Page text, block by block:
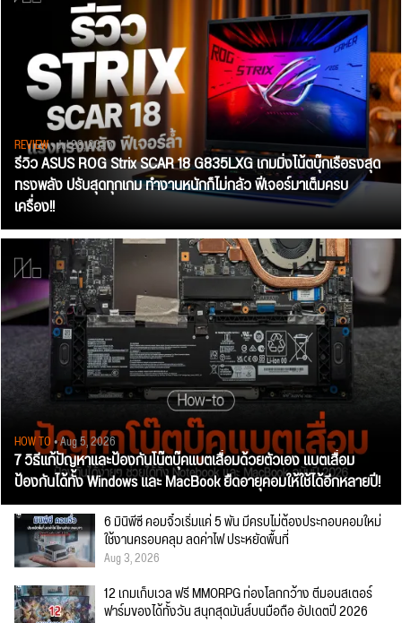
REVIEW• Jul 28, 2026
รีวิว ASUS ROG Strix SCAR 18 G835LXG เกมมิ่งโน้ตบุ๊กเรือธงสุด
ทรงพลัง ปรับสุดทุกเกม ทำงานหนักก็ไม่กลัว ฟีเจอร์มาเต็มครบ
เครื่อง!!
HOW TO• Aug 5, 2026
7 วิธีแก้ปัญหาและป้องกันโน๊ตบุ๊คแบตเสื่อมด้วยตัวเอง แบตเสื่อม
ป้องกันได้ทั้ง Windows และ MacBook ยืดอายุคอมให้ใช้ได้อีกหลายปี!
6 มินิพีซี คอมจิ๋วเริ่มแค่ 5 พัน มีครบไม่ต้องประกอบคอมใหม่
ใช้งานครอบคลุม ลดค่าไฟ ประหยัดพื้นที่
Aug 3, 2026
12 เกมเก็บเวล ฟรี MMORPG ท่องโลกกว้าง ตีมอนสเตอร์
ฟาร์มของได้ทั้งวัน สนุกสุดมันส์บนมือถือ อัปเดตปี 2026